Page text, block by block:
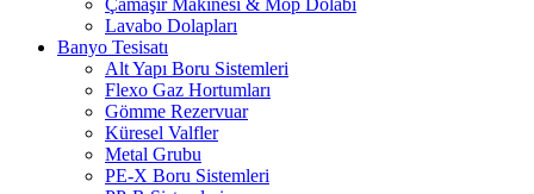
Çamaşır Makinesi & Mop Dolabı
Lavabo Dolapları
Banyo Tesisatı
Alt Yapı Boru Sistemleri
Flexo Gaz Hortumları
Gömme Rezervuar
Küresel Valfler
Metal Grubu
PE-X Boru Sistemleri